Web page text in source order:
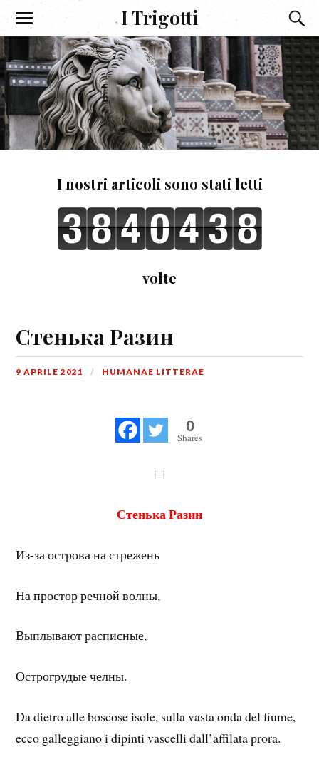
I Trigotti
I nostri articoli sono stati letti
volte
Стенька Разин
9 APRILE 2021 HUMANAE LITTERAE
0
Shares
Стенька Разин
Из-за острова на стрежень
На простор речной волны,
Выплывают расписные,
Острогрудые челны.
Da dietro alle boscose isole, sulla vasta onda del fiume,
ecco galleggiano i dipinti vascelli dall’affilata prora.